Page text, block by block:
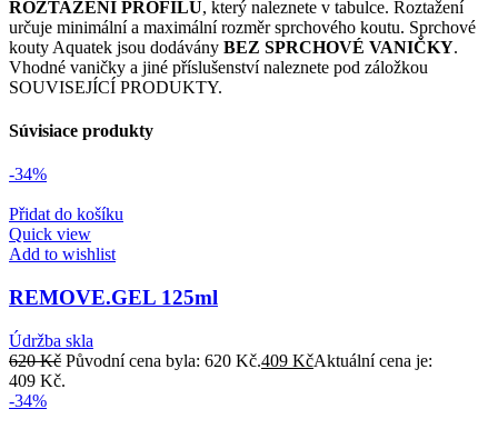
ROZTAŽENÍ PROFILŮ, který naleznete v tabulce. Roztažení
určuje minimální a maximální rozměr sprchového koutu. Sprchové
kouty Aquatek jsou dodávány BEZ SPRCHOVÉ VANIČKY.
Vhodné vaničky a jiné příslušenství naleznete pod záložkou
SOUVISEJÍCÍ PRODUKTY.
Súvisiace produkty
-34%
Přidat do košíku
Quick view
Add to wishlist
REMOVE.GEL 125ml
Údržba skla
620Kč Původní cena byla: 620 Kč.409 KčAktuální cena je:
409 Kč.
-34%